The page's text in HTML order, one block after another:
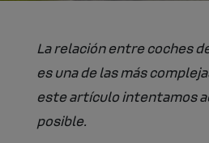
La relación entre coches
es una de las más
este artículo intentamos
posible.